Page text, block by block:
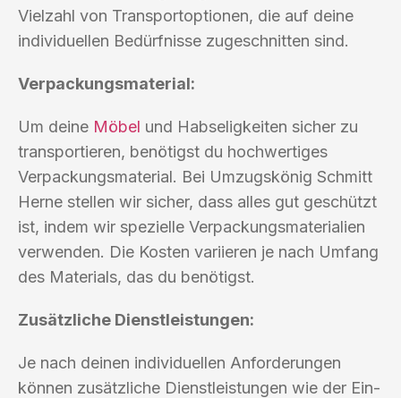
Vielzahl von Transportoptionen, die auf deine
individuellen Bedürfnisse zugeschnitten sind.
Verpackungsmaterial:
Um deine Möbel und Habseligkeiten sicher zu
transportieren, benötigst du hochwertiges
Verpackungsmaterial. Bei Umzugskönig Schmitt
Herne stellen wir sicher, dass alles gut geschützt
ist, indem wir spezielle Verpackungsmaterialien
verwenden. Die Kosten variieren je nach Umfang
des Materials, das du benötigst.
Zusätzliche Dienstleistungen:
Je nach deinen individuellen Anforderungen
können zusätzliche Dienstleistungen wie der Ein-